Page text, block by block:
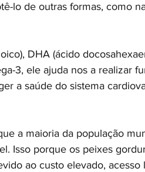
lo de outras formas, como
DHA (ácido
3, ele ajuda nos a realizar
a saúde do sistema
a maioria da população
Isso porque os peixes
ao custo elevado, acesso